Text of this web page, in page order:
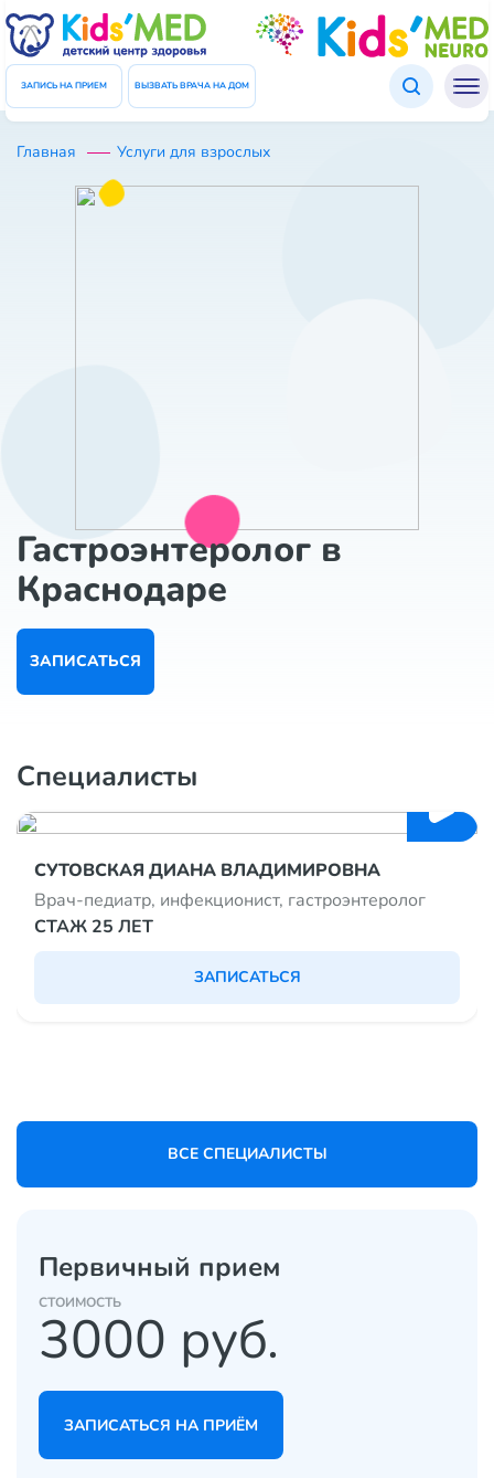
ЗАПИСЬ НА ПРИЕМ ВЫЗВАТЬ ВРАЧА НА ДОМ
Главная Услуги для взрослых
Гастроэнтеролог в
Краснодаре
ЗАПИСАТЬСЯ
Специалисты
СУТОВСКАЯ ДИАНА ВЛАДИМИРОВНА
Врач-педиатр, инфекционист, гастроэнтеролог
СТАЖ 25 ЛЕТ
ЗАПИСАТЬСЯ
ВСЕ СПЕЦИАЛИСТЫ
Первичный прием
CТОИМОСТЬ
3000 руб.
ЗАПИСАТЬСЯ НА ПРИЁМ
Подтверждение данных
Введите код который был отправлен Вам в СМС
Код
ЗАКРЫТЬ